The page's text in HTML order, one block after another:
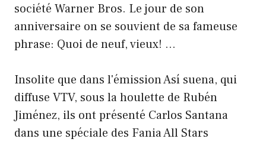
société Warner Bros. Le jour de son
anniversaire on se souvient de sa fameuse
phrase: Quoi de neuf, vieux! …
Insolite que dans l'émission Así suena, qui
diffuse VTV, sous la houlette de Rubén
Jiménez, ils ont présenté Carlos Santana
dans une spéciale des Fania All Stars